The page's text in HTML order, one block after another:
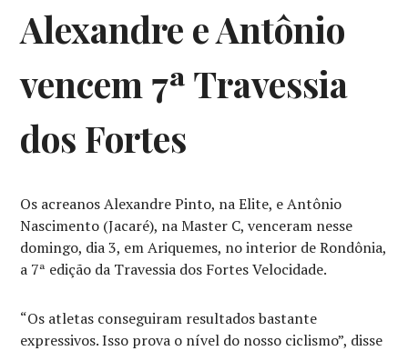
Alexandre e Antônio
vencem 7ª Travessia
dos Fortes
Os acreanos Alexandre Pinto, na Elite, e Antônio
Nascimento (Jacaré), na Master C, venceram nesse
domingo, dia 3, em Ariquemes, no interior de Rondônia,
a 7ª edição da Travessia dos Fortes Velocidade.
“Os atletas conseguiram resultados bastante
expressivos. Isso prova o nível do nosso ciclismo”, disse